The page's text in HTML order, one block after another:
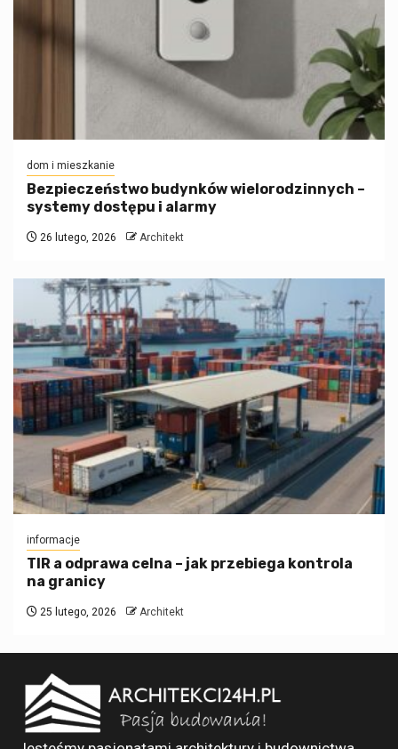
dom i mieszkanie
Bezpieczeństwo budynków wielorodzinnych –
systemy dostępu i alarmy
26 lutego, 2026 Architekt
informacje
TIR a odprawa celna – jak przebiega kontrola
na granicy
25 lutego, 2026 Architekt